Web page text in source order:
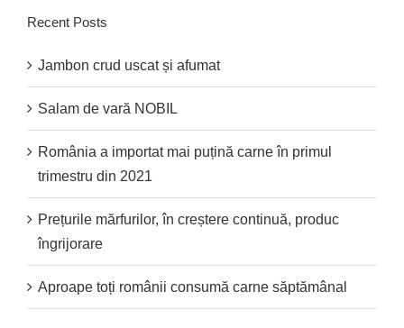
Recent Posts
Jambon crud uscat și afumat
Salam de vară NOBIL
România a importat mai puțină carne în primul
trimestru din 2021
Prețurile mărfurilor, în creștere continuă, produc
îngrijorare
Aproape toți românii consumă carne săptămânal